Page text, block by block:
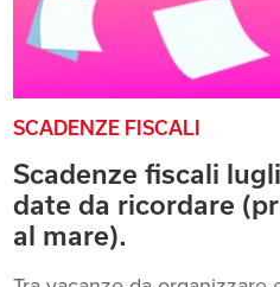
SCADENZE FISCALI
Scadenze fiscali
date da ricordare
al mare).